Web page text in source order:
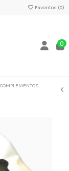
Favoritos (0)
0
COMPLEMENTOS